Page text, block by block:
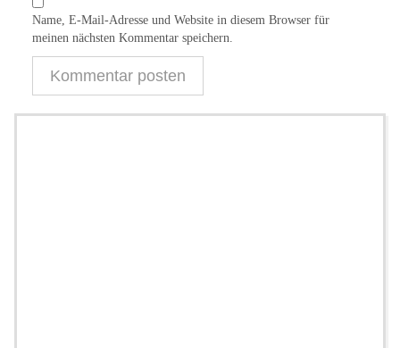
Name, E-Mail-Adresse und Website in diesem Browser für
meinen nächsten Kommentar speichern.